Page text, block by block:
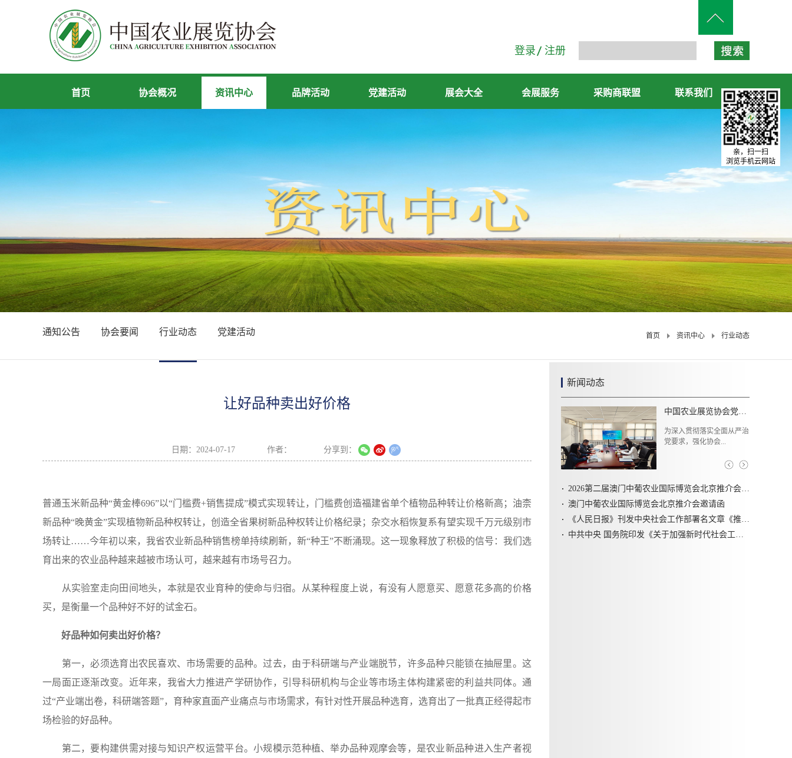
登录 注册
首页 协会概况 资讯中心 品牌活动 党建活动 展会大全 会展服务 采购商联盟 联系我们
通知公告 协会要闻 行业动态 党建活动 首页 资讯中心 行业动态
让好品种卖出好价格
日期： 2024-07-17 作者： 分享到：
普通玉米新品种“黄金棒696”以“门槛费+销售提成”模式实现转让，门槛费创造福建省单个植物品种转让价格新高；油柰
新品种“晚黄金”实现植物新品种权转让，创造全省果树新品种权转让价格纪录；杂交水稻恢复系有望实现千万元级别市
场转让……今年初以来，我省农业新品种销售榜单持续刷新，新“种王”不断涌现。这一现象释放了积极的信号：我们选
育出来的农业品种越来越被市场认可，越来越有市场号召力。
从实验室走向田间地头，本就是农业育种的使命与归宿。从某种程度上说，有没有人愿意买、愿意花多高的价格
买，是衡量一个品种好不好的试金石。
好品种如何卖出好价格？
第一，必须选育出农民喜欢、市场需要的品种。过去，由于科研端与产业端脱节，许多品种只能锁在抽屉里。这
一局面正逐渐改变。近年来，我省大力推进产学研协作，引导科研机构与企业等市场主体构建紧密的利益共同体。通
过“产业端出卷，科研端答题”，育种家直面产业痛点与市场需求，有针对性开展品种选育，选育出了一批真正经得起市
场检验的好品种。
第二，要构建供需对接与知识产权运营平台。小规模示范种植、举办品种观摩会等，是农业新品种进入生产者视
新闻动态
中国农业展览协会党支部开展党建引领制度学习系列活动
为深入贯彻落实全面从严治
党要求，强化协会...
2026第二届澳门中葡农业国际博览会北京推介会圆满召开
澳门中葡农业国际博览会北京推介会邀请函
《人民日报》刊发中央社会工作部署名文章《推动新时代社会工作高质量发展 坚定不移走中国特色社会主义社会治理之路》
中共中央 国务院印发《关于加强新时代社会工作的意见》
亲，扫一扫
浏览手机云网站